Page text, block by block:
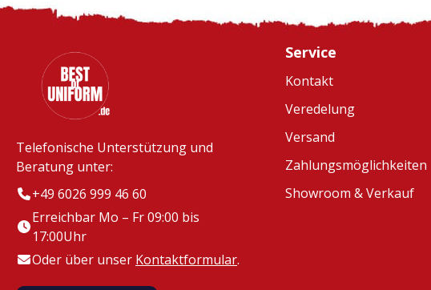
Telefonische Unterstützung und
Beratung unter:
+49 6026 999 46 60
Erreichbar Mo – Fr 09:00 bis
17:00Uhr
Oder über unser Kontaktformular.
Service
Kontakt
Veredelung
Versand
Zahlungsmöglichkeiten
Showroom & Verkauf